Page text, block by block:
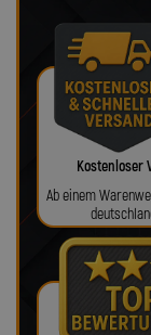
Kostenloser
Ab einem